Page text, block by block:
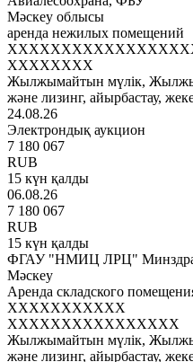
Мәскеу облысы
аренда нежилых помещений
XXXXXXXX
Жылжымайтын мүлік,
және лизинг, айырбастау,
24.08.26
Электрондық аукцион
7 180 067
RUB
15 күн қалды
06.08.26
7 180 067
RUB
15 күн қалды
ФГАУ "НМИЦ ЛРЦ"
Мәскеу
Аренда складского
XXXXXXXXXXX
XXXXXXXXXXXXXXXX
Жылжымайтын мүлік,
және лизинг, айырбастау,